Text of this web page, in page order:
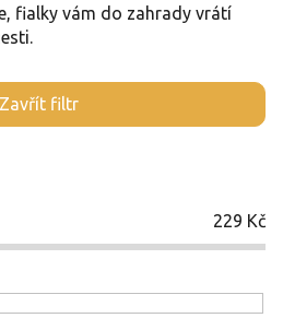
fialky vám do zahrady vrátí
Zavřít filtr
229 Kč